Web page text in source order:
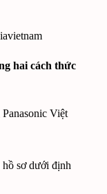
hai cách thức
Việt
hồ sơ dưới định